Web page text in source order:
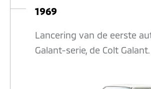
1969
Lancering van de eerste
Galant-serie, de Colt Galant.